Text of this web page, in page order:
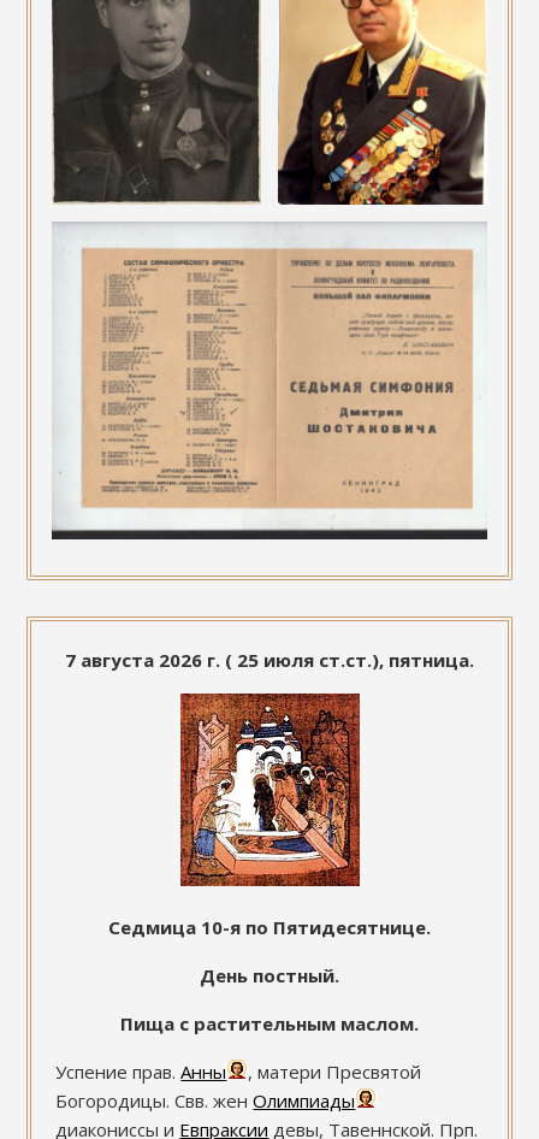
7 августа 2026 г. ( 25 июля ст.ст.), пятница.
Седмица 10-я по Пятидесятнице.
День постный.
Пища с растительным маслом.
Успение прав.Анны
, матери Пресвятой
Богородицы. Свв. женОлимпиады
диакониссы и Евпраксии девы, Тавеннской. Прп.